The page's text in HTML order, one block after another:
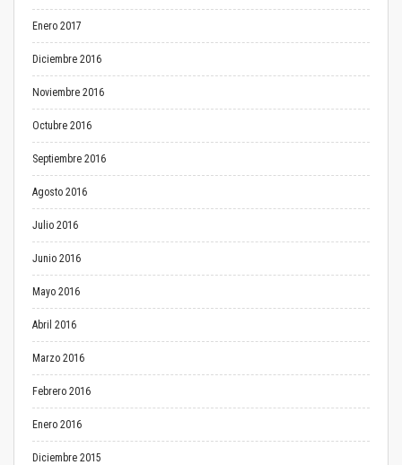
Enero 2017
Diciembre 2016
Noviembre 2016
Octubre 2016
Septiembre 2016
Agosto 2016
Julio 2016
Junio 2016
Mayo 2016
Abril 2016
Marzo 2016
Febrero 2016
Enero 2016
Diciembre 2015